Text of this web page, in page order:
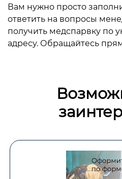
Вам нужно просто
ответить на вопросы
получить медспарвку по
адресу. Обращайтесь